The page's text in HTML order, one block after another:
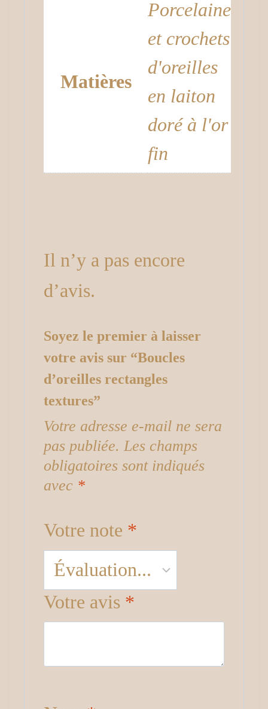
Matières
Porcelaine
et crochets
d'oreilles
en laiton
doré à l'or
fin
Il n’y a pas encore
d’avis.
Soyez le premier à laisser
votre avis sur “Boucles
d’oreilles rectangles
textures”
Votre adresse e-mail ne sera
pas publiée. Les champs
obligatoires sont indiqués
avec *
Votre note *
Votre avis *